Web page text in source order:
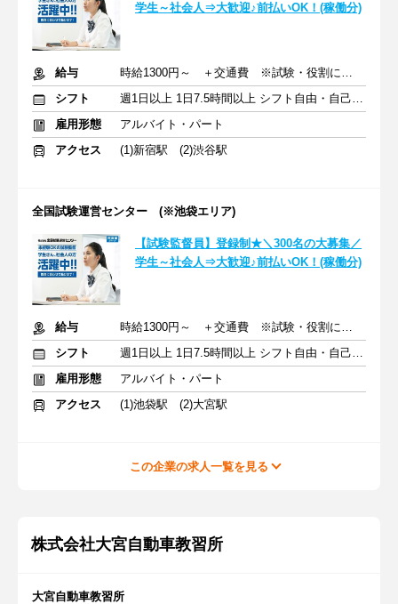
学生～社会人⇒大歓迎♪前払いOK！(稼働分)
給与
時給1300円～ ＋交通費 ※試験・役割により手当あり
シフト
週1日以上 1日7.5時間以上 シフト自由・自己申告
雇用形態
アルバイト・パート
アクセス
(1)新宿駅 (2)渋谷駅
全国試験運営センター (※池袋エリア)
【試験監督員】登録制★＼300名の大募集／
学生～社会人⇒大歓迎♪前払いOK！(稼働分)
給与
時給1300円～ ＋交通費 ※試験・役割により手当あり
シフト
週1日以上 1日7.5時間以上 シフト自由・自己申告
雇用形態
アルバイト・パート
アクセス
(1)池袋駅 (2)大宮駅
この企業の求人一覧を見る
株式会社大宮自動車教習所
大宮自動車教習所